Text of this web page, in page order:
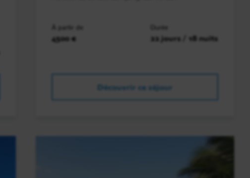
À partir de
4500 €
Durée
22 jours / 18 nuits
Découvrir ce séjour